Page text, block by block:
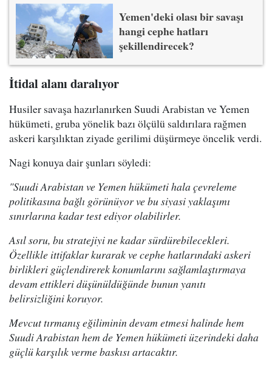
Yemen'deki olası bir savaşı
hangi cephe hatları
şekillendirecek?
İtidal alanı daralıyor
Husiler savaşa hazırlanırken Suudi Arabistan ve Yemen
hükümeti, gruba yönelik bazı ölçülü saldırılara rağmen
askeri karşılıktan ziyade gerilimi düşürmeye öncelik verdi.
Nagi konuya dair şunları söyledi:
"Suudi Arabistan ve Yemen hükümeti hala çevreleme
politikasına bağlı görünüyor ve bu siyasi yaklaşımı
sınırlarına kadar test ediyor olabilirler.
Asıl soru, bu stratejiyi ne kadar sürdürebilecekleri.
Özellikle ittifaklar kurarak ve cephe hatlarındaki askeri
birlikleri güçlendirerek konumlarını sağlamlaştırmaya
devam ettikleri düşünüldüğünde bunun yanıtı
belirsizliğini koruyor.
Mevcut tırmanış eğiliminin devam etmesi halinde hem
Suudi Arabistan hem de Yemen hükümeti üzerindeki daha
güçlü karşılık verme baskısı artacaktır.